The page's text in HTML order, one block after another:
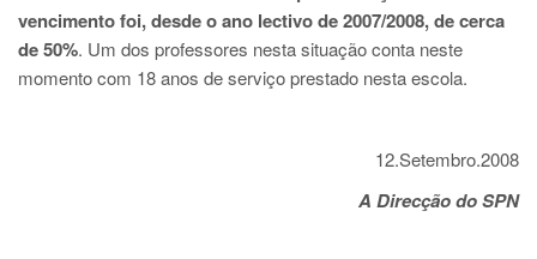
vencimento foi, desde o ano lectivo de 2007/2008, de cerca
de 50%. Um dos professores nesta situação conta neste
momento com 18 anos de serviço prestado nesta escola.
12.Setembro.2008
A Direcção do SPN